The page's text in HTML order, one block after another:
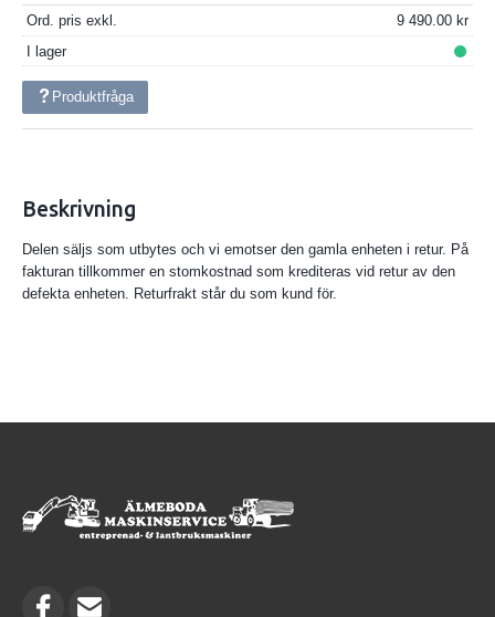
Ord. pris exkl.
9 490.00
I lager
Produktfråga
Beskrivning
Delen säljs som utbytes och vi emotser den gamla enheten i retur. På
fakturan tillkommer en stomkostnad som krediteras vid retur av den
defekta enheten. Returfrakt står du som kund för.